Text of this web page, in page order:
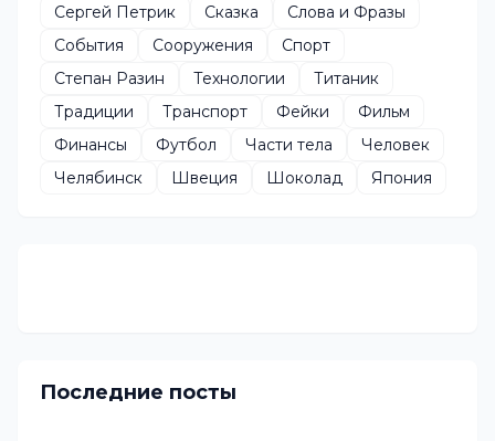
Сергей Петрик
Сказка
Слова и Фразы
События
Сооружения
Спорт
Степан Разин
Технологии
Титаник
Традиции
Транспорт Фейки
Фильм
Финансы
Футбол Части тела
Человек
Челябинск
Швеция Шоколад Япония
Последние посты